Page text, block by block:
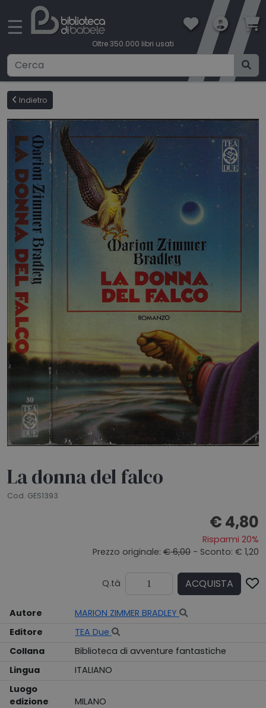
☰
Oltre 350.000 libri usati
Ricerca avanzata
CATEGORIE
CONDIZIONI DI VENDITA
BOOKLOVERS CARD
SPEDIZIONI
CONTATTI
HOME
BLOG
CHI SIAMO
OUTLET
NEWSLETTER
Indietro
La donna del falco
Cod. GES1393
€ 4,80
Risparmi 20%
Prezzo originale: € 6,00 - Sconto: € 1,20
Q.tà ACQUISTA
Autore
MARION ZIMMER BRADLEY
Editore
TEA Due
Collana
Biblioteca di avventure fantastiche
Lingua
ITALIANO
Luogo
edizione
MILANO